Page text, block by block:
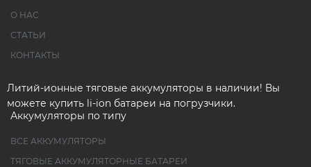
О НАС
СТАТЬИ
КОНТАКТЫ
Литий-ионные тяговые аккумуляторы в наличии! Вы
можете купить li-ion батареи на погрузчики.
Аккумуляторы по типу
ВСЕ АККУМУЛЯТОРЫ
ТЯГОВЫЕ АККУМУЛЯТОРНЫЕ БАТАРЕИ